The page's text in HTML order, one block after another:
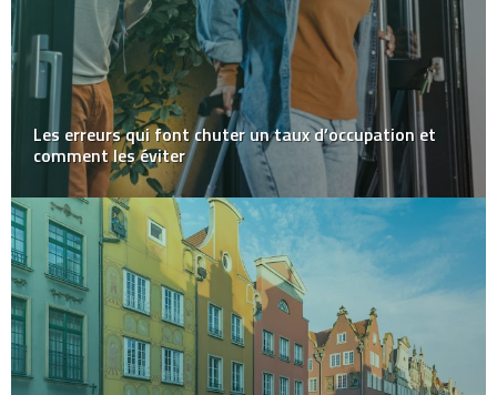
Les erreurs qui font chuter un taux d’occupation et
comment les éviter